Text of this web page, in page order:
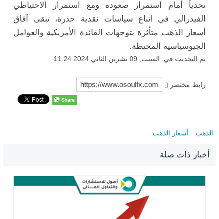
تحدياً أمام استمرار صعوده ومع استمرار الاحتياطي
الفيدرالي في اتباع سياسات نقدية حذرة، تبقى آفاق
أسعار الذهب متأثرة بتوجهات الفائدة الأمريكية والعوامل
الجيوسياسية المحيطة.
تم التحديث في: السبت, 09 تشرين الثاني 2024 11:24
رابط مختصر
الذهب أسعار الذهب
أخبار ذات صلة